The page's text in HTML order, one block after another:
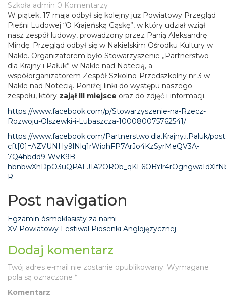
Szkoła admin 0 Komentarzy
W piątek, 17 maja odbył się kolejny już Powiatowy Przegląd
Pieśni Ludowej “O Krajeńską Gąskę”, w który udział wziął
nasz zespół ludowy, prowadzony przez Panią Aleksandrę
Mindę. Przegląd odbył się w Nakielskim Ośrodku Kultury w
Nakle. Organizatorem było Stowarzyszenie „Partnerstwo
dla Krajny i Pałuk” w Nakle nad Notecią, a
współorganizatorem Zespół Szkolno-Przedszkolny nr 3 w
Nakle nad Notecią. Poniżej linki do występu naszego
zespołu, który zajął III miejsce oraz do zdjęć i informacji.
https://www.facebook.com/p/Stowarzyszenie-na-Rzecz-
Rozwoju-Olszewki-i-Lubaszcza-100080075762541/
https://www.facebook.com/Partnerstwo.dla.Krajny.i.Paluk/
cft[0]=AZVUNHy9lNlq1rWiohFP7ArJo4KzSyrMeQV3A-
7Q4hbdd9-WvK9B-
R
Post navigation
Egzamin ósmoklasisty za nami
XV Powiatowy Festiwal Piosenki Anglojęzycznej
Dodaj komentarz
Twój adres e-mail nie zostanie opublikowany. Wymagane
pola są oznaczone *
Komentarz